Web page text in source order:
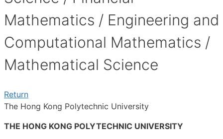
Mathematics / Engineering and
Computational Mathematics /
Mathematical Science
Return
The Hong Kong Polytechnic University
THE HONG KONG POLYTECHNIC UNIVERSITY